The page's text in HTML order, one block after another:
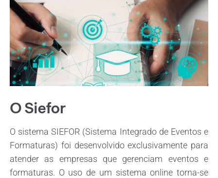
O Siefor
O sistema SIEFOR (Sistema Integrado de Eventos e
Formaturas) foi desenvolvido exclusivamente para
atender as empresas que gerenciam eventos e
formaturas. O uso de um sistema online torna-se